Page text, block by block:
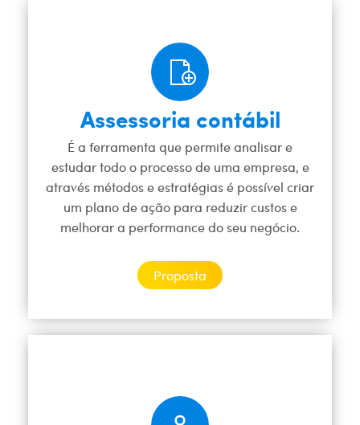
Assessoria contábil
É a ferramenta que permite analisar e
estudar todo o processo de uma empresa, e
através métodos e estratégias é possível criar
um plano de ação para reduzir custos e
melhorar a performance do seu negócio.
Proposta